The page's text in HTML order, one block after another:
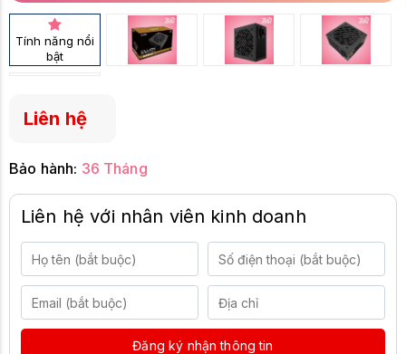
Tính năng nổi
bật
Liên hệ
Bảo hành: 36 Tháng
Liên hệ với nhân viên kinh doanh
Đăng ký nhận thông tin